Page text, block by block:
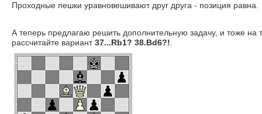
Проходные пешки уравновешивают друг друга - позиция равна.
А теперь предлагаю решить дополнительную задачу, и тоже на
рассчитайте вариант37...Rb1? 38.Bd6?!